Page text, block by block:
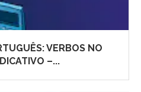
VERBOS NO
–...